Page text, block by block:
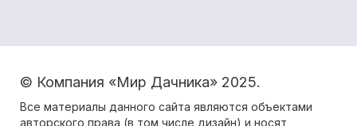
© Компания «Мир Дачника» 2025.
Все материалы данного сайта являются объектами
авторского права (в том числе дизайн) и носят